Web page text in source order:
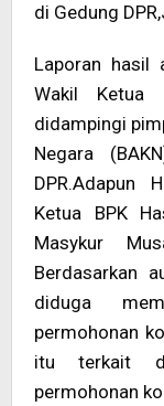
di Gedung
Laporan hasil
Wakil Ketua
didampingi
Negara
DPR.Adapun
Ketua BPK
Masykur
Berdasarkan
diduga
permohonan
itu terkait
permohonan